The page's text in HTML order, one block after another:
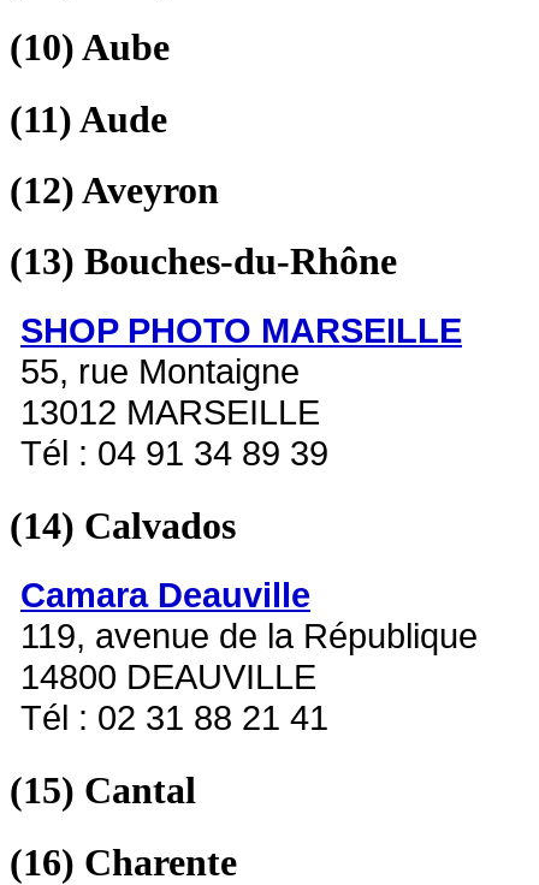
(10)Aube
(11)Aude
(12)Aveyron
(13) Bouches-du-Rhône
SHOP PHOTO MARSEILLE
55, rue Montaigne
13012 MARSEILLE
Tél : 04 91 34 89 39
(14) Calvados
Camara Deauville
119, avenue de la République
14800 DEAUVILLE
Tél : 02 31 88 21 41
(15) Cantal
(16) Charente